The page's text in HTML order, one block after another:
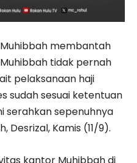
membantah
tidak pernah
pelaksanaan haji
sudah sesuai ketentuan
serahkan sepenuhnya
Desrizal, Kamis (11/9).
kantor Muhibbah di